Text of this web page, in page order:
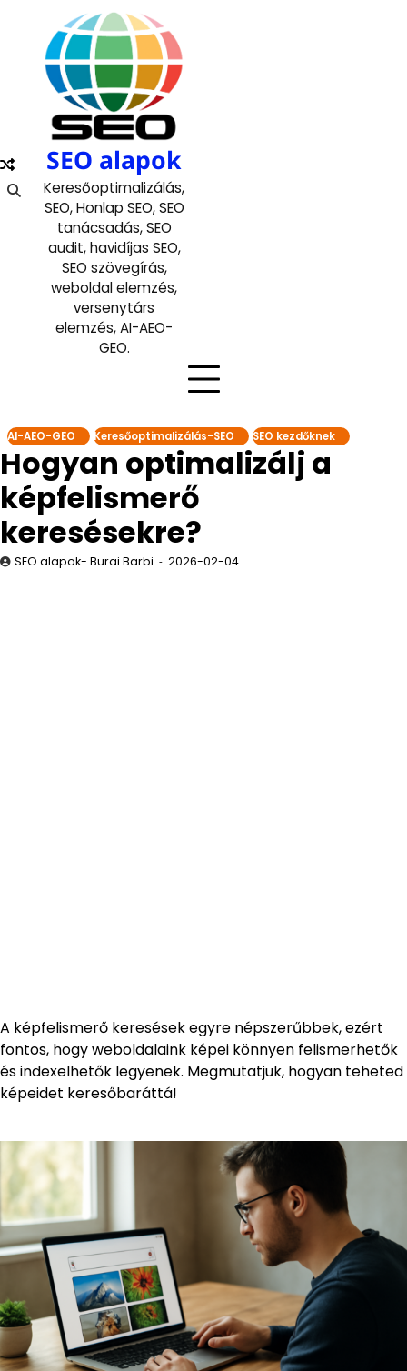
content
SEO alapok
Keresőoptimalizálás,
SEO, Honlap SEO, SEO
tanácsadás, SEO
audit, havidíjas SEO,
SEO szövegírás,
weboldal elemzés,
versenytárs
elemzés, AI-AEO-
GEO.
AI-AEO-GEO Keresőoptimalizálás-SEO SEO kezdőknek
Hogyan optimalizálj a
képfelismerő
keresésekre?
SEO alapok- Burai Barbi 2026-02-04
A képfelismerő keresések egyre népszerűbbek, ezért
fontos, hogy weboldalaink képei könnyen felismerhetők
és indexelhetők legyenek. Megmutatjuk, hogyan teheted
képeidet keresőbaráttá!